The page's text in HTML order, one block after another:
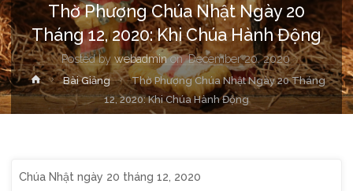
Thờ Phượng Chúa Nhật Ngày 20
Tháng 12, 2020: Khi Chúa Hành Động
Posted by webadmin on December 20, 2020
HomeBài Giảng
Thờ Phượng Chúa Nhật Ngày 20 Tháng
12, 2020: Khi Chúa Hành Động
Chúa Nhật ngày 20 tháng 12, 2020